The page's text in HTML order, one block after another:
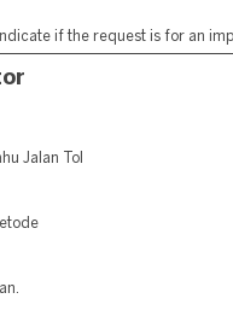
if the request is for an
Jalan Tol